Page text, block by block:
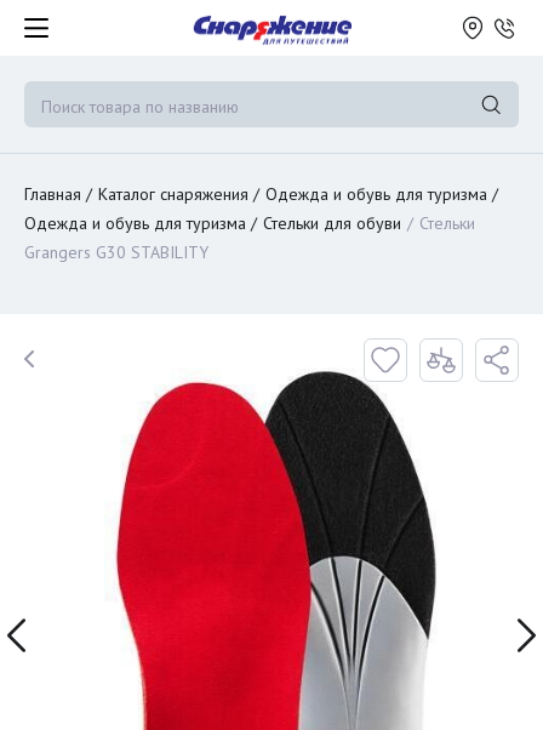
Главная Каталог снаряжения
Одежда и обувь для туризма
Одежда и обувь для туризма
Стельки для обуви
Стельки
Grangers G30 STABILITY